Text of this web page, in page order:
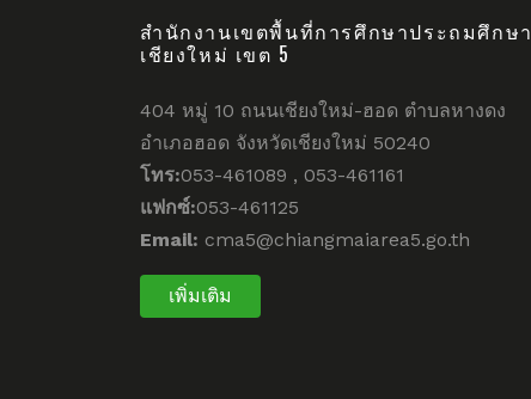
สำนักงานเขตพื้นที่การศึกษาประถมศึกษา
เชียงใหม่ เขต 5
404 หมู่ 10 ถนนเชียงใหม่-ฮอด ตำบลหางดง
อำเภอฮอด จังหวัดเชียงใหม่ 50240
โทร:053-461089 , 053-461161
แฟกซ์:053-461125
Email: cma5@chiangmaiarea5.go.th
เพิ่มเติม